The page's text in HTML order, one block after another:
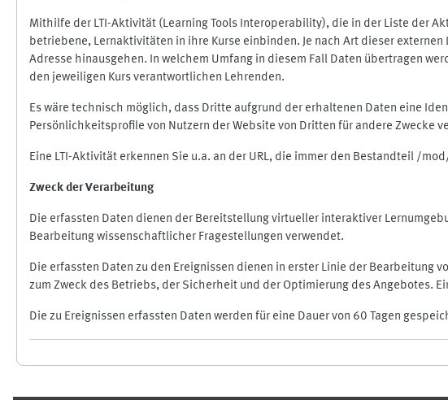
Mithilfe der LTI-Aktivität (Learning Tools Interoperability), die in der Liste der
betriebene, Lernaktivitäten in ihre Kurse einbinden. Je nach Art dieser
Adresse hinausgehen. In welchem Umfang in diesem Fall Daten übertragen
den jeweiligen Kurs verantwortlichen Lehrenden.
Es wäre technisch möglich, dass Dritte aufgrund der erhaltenen Daten eine
Persönlichkeitsprofile von Nutzern der Website von Dritten für andere Zwecke
Eine LTI-Aktivität erkennen Sie u.a. an der URL, die immer den Bestandteil /
Zweck der Verarbeitung
Die erfassten Daten dienen der Bereitstellung virtueller interaktiver
Bearbeitung wissenschaftlicher Fragestellungen verwendet.
Die erfassten Daten zu den Ereignissen dienen in erster Linie der
zum Zweck des Betriebs, der Sicherheit und der Optimierung des Angebotes.
Die zu Ereignissen erfassten Daten werden für eine Dauer von 60 Tagen